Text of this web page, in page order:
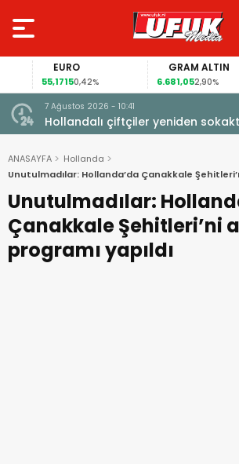
EURO
55,1715 0,42%
GRAM ALTIN
6.681,052,90%
şoke
7 Ağustos 2026 - 10:41
Hollandalı çiftçiler yeniden
ANASAYFA
Hollanda
Unutulmadılar: Hollanda’da Çanakkale
Unutulmadılar:
Çanakkale Şehitleri’ni
programı yapıldı